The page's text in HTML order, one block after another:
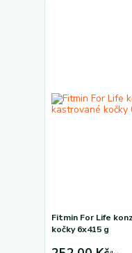
Fitmin For Life
kočky 6x415 g